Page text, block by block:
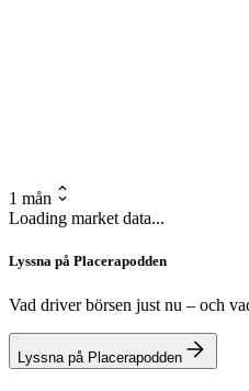
1 mån
Loading market data...
Lyssna på Placerapodden
Vad driver börsen just nu – och
Lyssna på Placerapodden